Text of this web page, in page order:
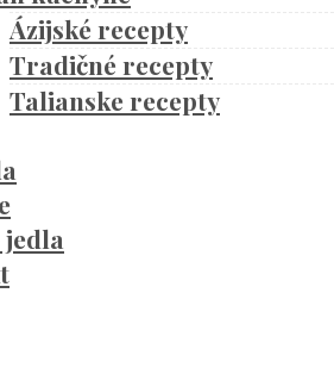
Ázijské recepty
Tradičné recepty
Talianske recepty
jedla